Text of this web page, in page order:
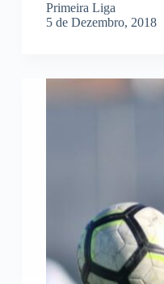
Primeira Liga
5 de Dezembro, 2018